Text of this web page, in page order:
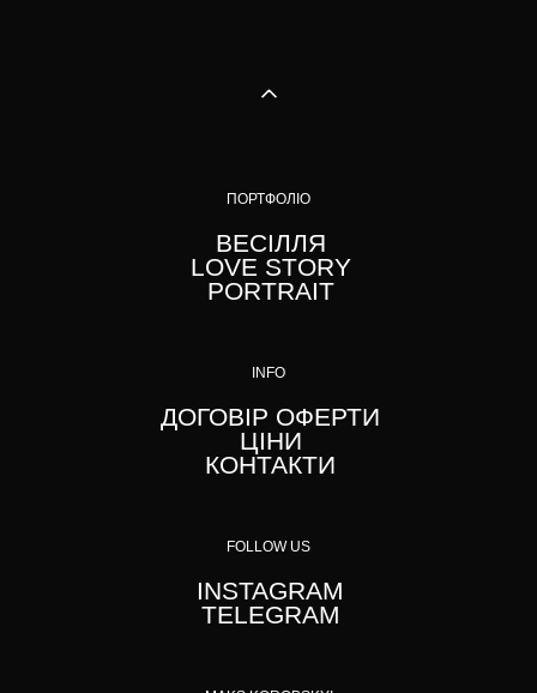
ПОРТФОЛІО
ВЕСІЛЛЯ
LOVE STORY
PORTRAIT
INFO
ДОГОВІР ОФЕРТИ
ЦІНИ
КОНТАКТИ
FOLLOW US
INSTAGRAM
TELEGRAM